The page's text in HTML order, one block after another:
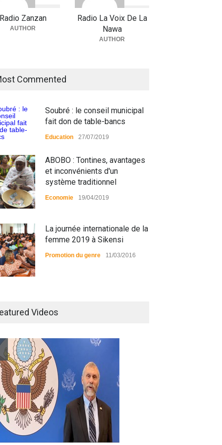
Zanzan
AUTHOR
Radio La Voix De La
Nawa
AUTHOR
Commented
Soubré : le conseil municipal
fait don de table-bancs
Education 27/07/2019
ABOBO : Tontines, avantages
et inconvénients d'un
système traditionnel
Economie 19/04/2019
La journée internationale de la
femme 2019 à Sikensi
Promotion du genre 11/03/2016
Radio partenaire
prise en charge des
personnes vivantes avec le
VIH
Santé 25/03/2019
Videos